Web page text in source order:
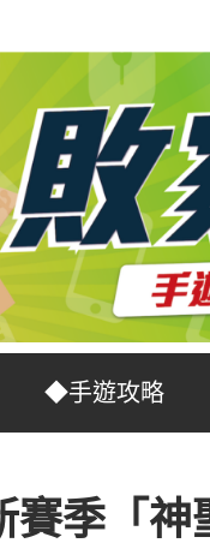
◆手遊攻略
賽季「